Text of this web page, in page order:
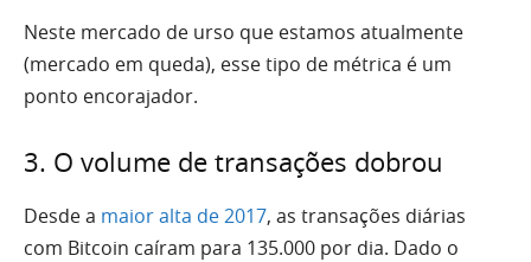
Neste mercado de urso que estamos atualmente
(mercado em queda), esse tipo de métrica é um
ponto encorajador.
3. O volume de transações dobrou
Desde a maior alta de 2017, as transações diárias
com Bitcoin caíram para 135.000 por dia. Dado o